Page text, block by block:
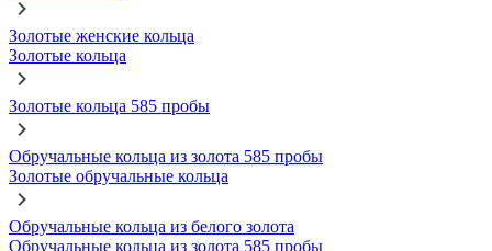
Золотые женские кольца
Золотые кольца
Золотые кольца 585 пробы
Обручальные кольца из золота 585 пробы
Золотые обручальные кольца
Обручальные кольца из белого золота
Обручальные кольца из золота 585 пробы